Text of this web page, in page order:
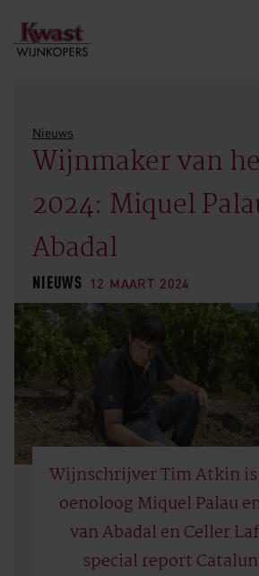
Nieuws
Wijnmaker van
2024: Miquel
Abadal
NIEUWS 12 MAART 2024
Wijnschrijver Tim Atkin
oenoloog Miquel Palau
van Abadal en Celler
special report